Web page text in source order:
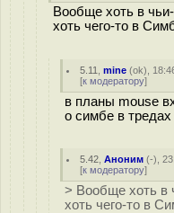
Вообще хоть в
хоть чего-то в
5.11 ,mine (ok),
[к модератору]
в планы mouse
о симбе в тредах
5.42 ,Аноним (-),
[к модератору]
> Вообще хоть в
хоть чего-то в